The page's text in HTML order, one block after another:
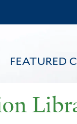
FEATURED